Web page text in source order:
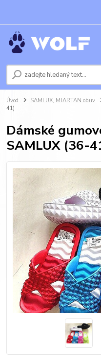
Úvod SAMLUX, MJARTAN obuv
41)
Dámské
SAMLUX (36-